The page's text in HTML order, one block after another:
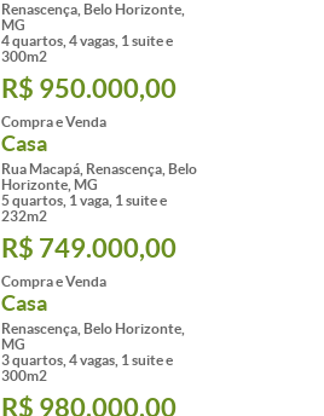
Renascença, Belo Horizonte,
MG
4 quartos, 4 vagas, 1 suite e
300m2
R$ 950.000,00
Compra e Venda
Casa
Rua Macapá, Renascença, Belo
Horizonte, MG
5 quartos, 1 vaga, 1 suite e
232m2
R$ 749.000,00
Compra e Venda
Casa
Renascença, Belo Horizonte,
MG
3 quartos, 4 vagas, 1 suite e
300m2
R$ 980.000,00